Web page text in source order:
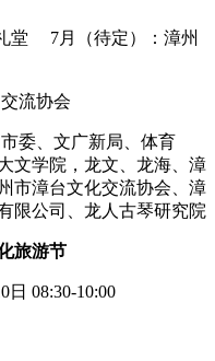
堂 7月（待定）：漳州
流协会
委、文广新局、体育
文学院，龙文、龙海、漳
市漳台文化交流协会、漳
限公司、龙人古琴研究院
旅游节
08:30-10:00